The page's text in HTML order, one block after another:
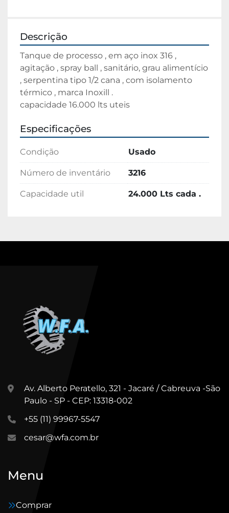
Descrição
Tanque de processo , em aço inox 316 ,
agitação , spray ball , sanitário, grau alimentício
, serpentina tipo 1/2 cana , com isolamento
térmico , marca Inoxill .
capacidade 16.000 lts uteis
Especificações
Condição Usado
Número de inventário 3216
Capacidade util 24.000 Lts cada .
Av. Alberto Peratello, 321 - Jacaré / Cabreuva -São
Paulo - SP - CEP: 13318-002
+55 (11) 99967-5547
cesar@wfa.com.br
Menu
Comprar